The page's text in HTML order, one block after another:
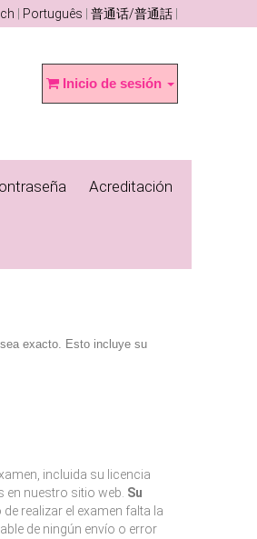
Português 普通话/普通話
Inicio de sesión
Acreditación
exacto. Esto incluye su
incluida su licencia
nuestro sitio web. Su
realizar el examen falta la
de ningún envío o error